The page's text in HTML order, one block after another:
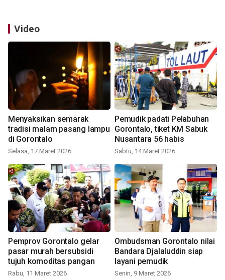
Video
Menyaksikan semarak
tradisi malam pasang lampu
di Gorontalo
Selasa, 17 Maret 2026
Pemudik padati Pelabuhan
Gorontalo, tiket KM Sabuk
Nusantara 56 habis
Sabtu, 14 Maret 2026
Pemprov Gorontalo gelar
pasar murah bersubsidi
tujuh komoditas pangan
Rabu, 11 Maret 2026
Ombudsman Gorontalo nilai
Bandara Djalaluddin siap
layani pemudik
Senin, 9 Maret 2026